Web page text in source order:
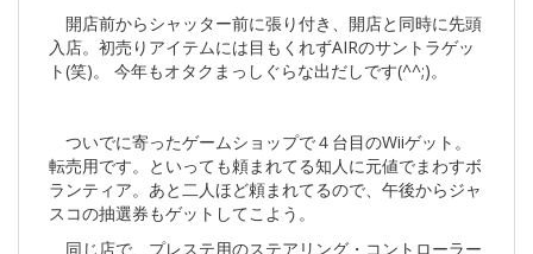
開店前からシャッター前に張り付き、開店と同時に先頭
入店。初売りアイテムには目もくれずAIRのサントラゲッ
ト(笑)。 今年もオタクまっしぐらな出だしです(^^;)。
ついでに寄ったゲームショップで４台目のWiiゲット。
転売用です。といっても頼まれてる知人に元値でまわすボ
ランティア。あと二人ほど頼まれてるので、午後からジャ
スコの抽選券もゲットしてこよう。
同じ店で、プレステ用のステアリング・コントローラー